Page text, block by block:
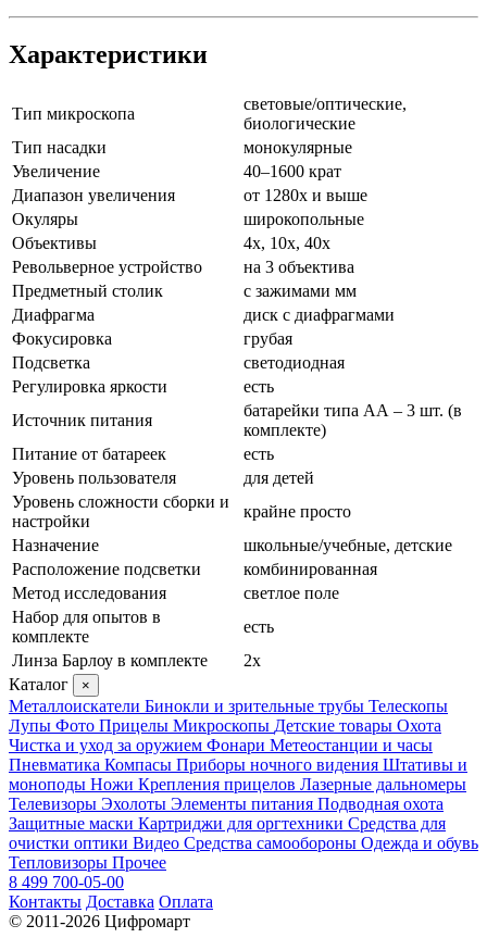
Характеристики
Тип микроскопа
световые/оптические,
биологические
Тип насадки
монокулярные
Увеличение
40–1600 крат
Диапазон увеличения
от 1280х и выше
Окуляры
широкопольные
Объективы
4x, 10x, 40x
Револьверное устройство
на 3 объектива
Предметный столик
с зажимами мм
Диафрагма
диск с диафрагмами
Фокусировка
грубая
Подсветка
светодиодная
Регулировка яркости
есть
Источник питания
батарейки типа АА – 3 шт. (в
комплекте)
Питание от батареек
есть
Уровень пользователя
для детей
Уровень сложности сборки и
настройки
крайне просто
Назначение
школьные/учебные, детские
Расположение подсветки
комбинированная
Метод исследования
светлое поле
Набор для опытов в
комплекте
есть
Линза Барлоу в комплекте
2x
Каталог
×
Металлоискатели Бинокли и зрительные трубы Телескопы
Лупы Фото Прицелы Микроскопы Детские товары Охота
Чистка и уход за оружием Фонари Метеостанции и часы
Пневматика Компасы Приборы ночного видения Штативы и
моноподы Ножи Крепления прицелов Лазерные дальномеры
Телевизоры Эхолоты Элементы питания Подводная охота
Защитные маски Картриджи для оргтехники Средства для
очистки оптики Видео Средства самообороны Одежда и обувь
Тепловизоры Прочее
8 499 700-05-00
Контакты Доставка Оплата
© 2011-2026 Цифромарт